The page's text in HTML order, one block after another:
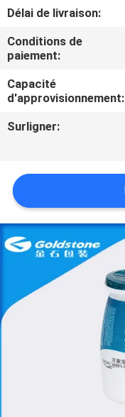
CONTRÔLE
DE
LA
QUALITÉ
NOUS
DEMANDEZ
UN
DEVIS
NOUVELLES
Délai de livraison:
Conditions de
paiement:
Capacité
d'approvisionnement:
Surligner: